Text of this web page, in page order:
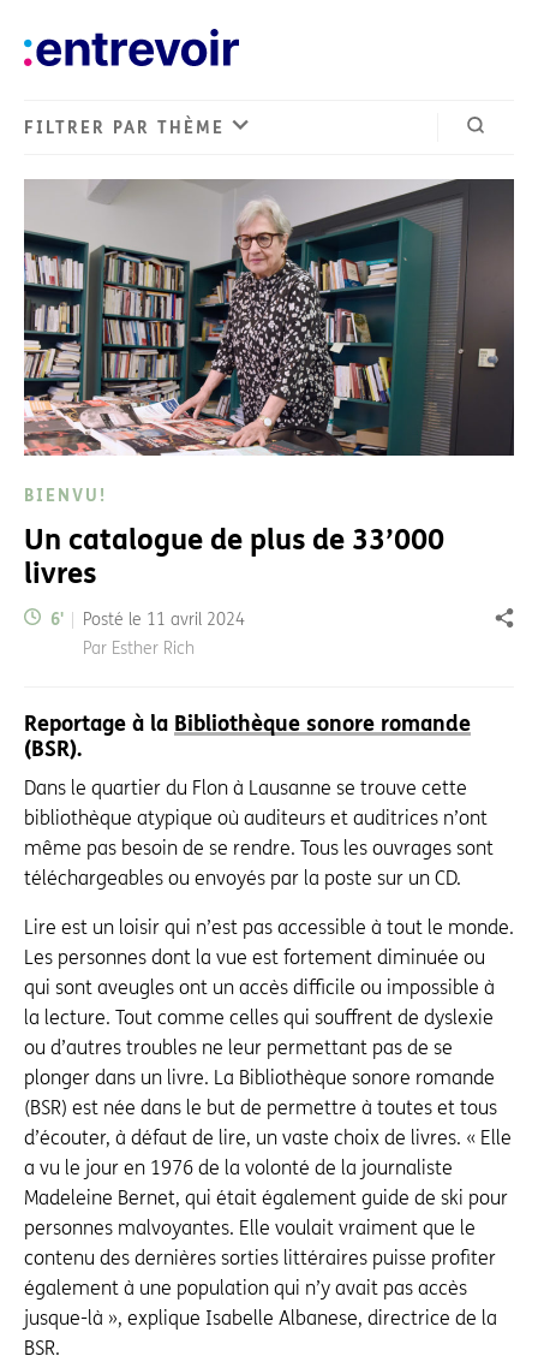
FILTRER PAR THÈME
BIENVU!
Un catalogue de plus de 33’000
livres
Temps de lecture:
6' Posté le 11 avril 2024
Par Esther Rich
Reportage à la Bibliothèque sonore romande
(BSR).
Dans le quartier du Flon à Lausanne se trouve cette
bibliothèque atypique où auditeurs et auditrices n’ont
même pas besoin de se rendre. Tous les ouvrages sont
téléchargeables ou envoyés par la poste sur un CD.
Lire est un loisir qui n’est pas accessible à tout le monde.
Les personnes dont la vue est fortement diminuée ou
qui sont aveugles ont un accès difficile ou impossible à
la lecture. Tout comme celles qui souffrent de dyslexie
ou d’autres troubles ne leur permettant pas de se
plonger dans un livre. La Bibliothèque sonore romande
(BSR) est née dans le but de permettre à toutes et tous
d’écouter, à défaut de lire, un vaste choix de livres. « Elle
a vu le jour en 1976 de la volonté de la journaliste
Madeleine Bernet, qui était également guide de ski pour
personnes malvoyantes. Elle voulait vraiment que le
contenu des dernières sorties littéraires puisse profiter
également à une population qui n’y avait pas accès
jusque-là », explique Isabelle Albanese, directrice de la
BSR.